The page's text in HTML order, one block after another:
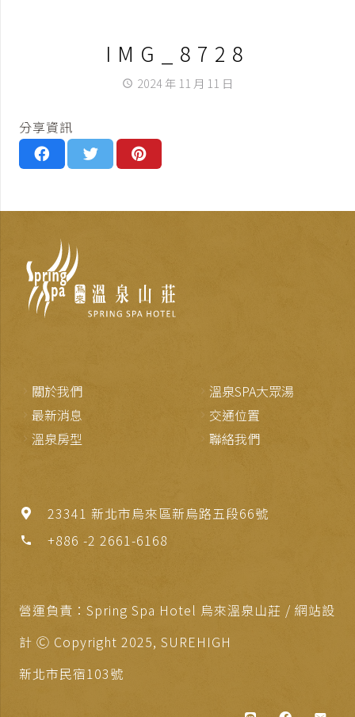
IMG_8728
access_time 2024 年 11 月 11 日
分享資訊
關於我們
最新消息
溫泉房型
溫泉SPA大眾湯
交通位置
聯絡我們
23341 新北市烏來區新烏路五段66號
phone +886 -2 2661-6168
營運負責：Spring Spa Hotel 烏來溫泉山莊 / 網站設
計 Ⓒ Copyright 2025, SUREHIGH
新北市民宿103號